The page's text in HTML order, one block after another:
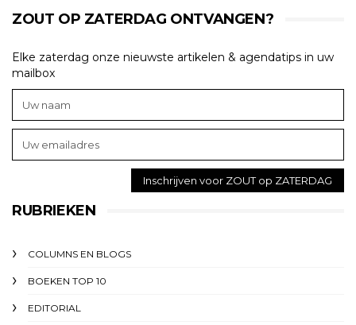
ZOUT OP ZATERDAG ONTVANGEN?
Elke zaterdag onze nieuwste artikelen & agendatips in uw
mailbox
RUBRIEKEN
COLUMNS EN BLOGS
BOEKEN TOP 10
EDITORIAL